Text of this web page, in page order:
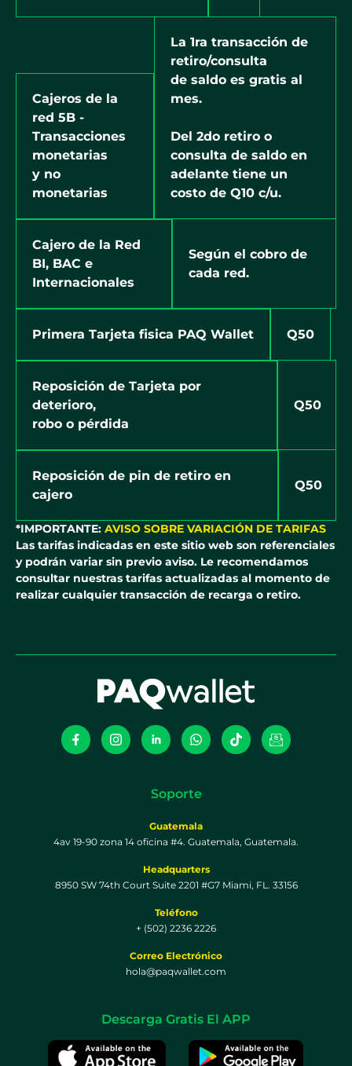
Cajeros de la
red 5B -
Transacciones
monetarias
y no
monetarias
La 1ra transacción de
retiro/consulta
de saldo es gratis al
mes.
Del 2do retiro o
consulta de saldo en
adelante tiene un
costo de Q10 c/u.
Cajero de la Red
BI, BAC e
Internacionales
Según el cobro de
cada red.
Primera Tarjeta fisica PAQ Wallet Q50
Reposición de Tarjeta por
deterioro,
robo o pérdida
Q50
Reposición de pin de retiro en
cajero
Q50
*IMPORTANTE: AVISO SOBRE VARIACIÓN DE TARIFAS
Las tarifas indicadas en este sitio web son referenciales
y podrán variar sin previo aviso. Le recomendamos
consultar nuestras tarifas actualizadas al momento de
realizar cualquier transacción de recarga o retiro.
Soporte
Guatemala
4av 19-90 zona 14 oficina #4. Guatemala, Guatemala.
Headquarters
8950 SW 74th Court Suite 2201 #G7 Miami, FL. 33156
Teléfono
+ (502) 2236 2226
Correo Electrónico
hola@paqwallet.com
Descarga Gratis El APP